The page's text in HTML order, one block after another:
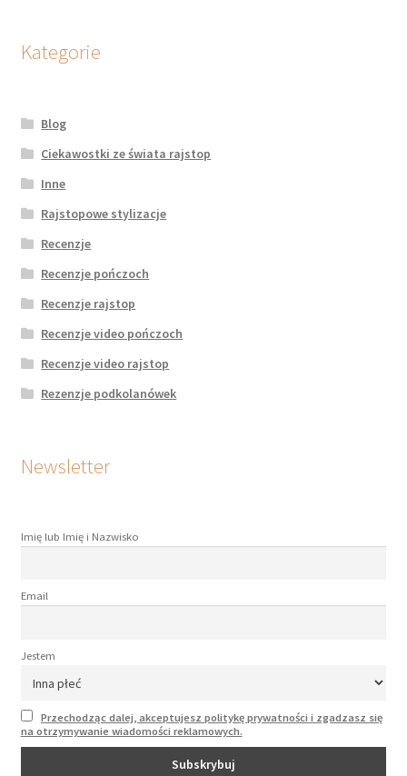
Kategorie
Blog
Ciekawostki ze świata rajstop
Inne
Rajstopowe stylizacje
Recenzje
Recenzje pończoch
Recenzje rajstop
Recenzje video pończoch
Recenzje video rajstop
Rezenzje podkolanówek
Newsletter
Imię lub Imię i Nazwisko
Email
Jestem
Przechodząc dalej, akceptujesz politykę prywatności i zgadzasz się
na otrzymywanie wiadomości reklamowych.